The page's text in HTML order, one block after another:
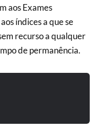
aos Exames
índices a que se
recurso a qualquer
de permanência.